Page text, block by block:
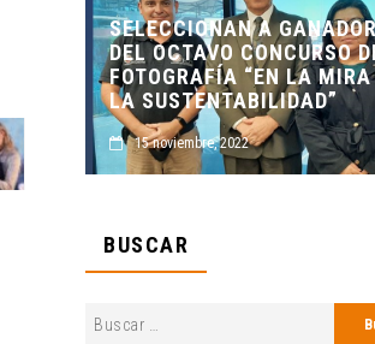
A GANADORES
CONCURSO DE
“EN LA MIRA DE
2022 2
BUSCAR